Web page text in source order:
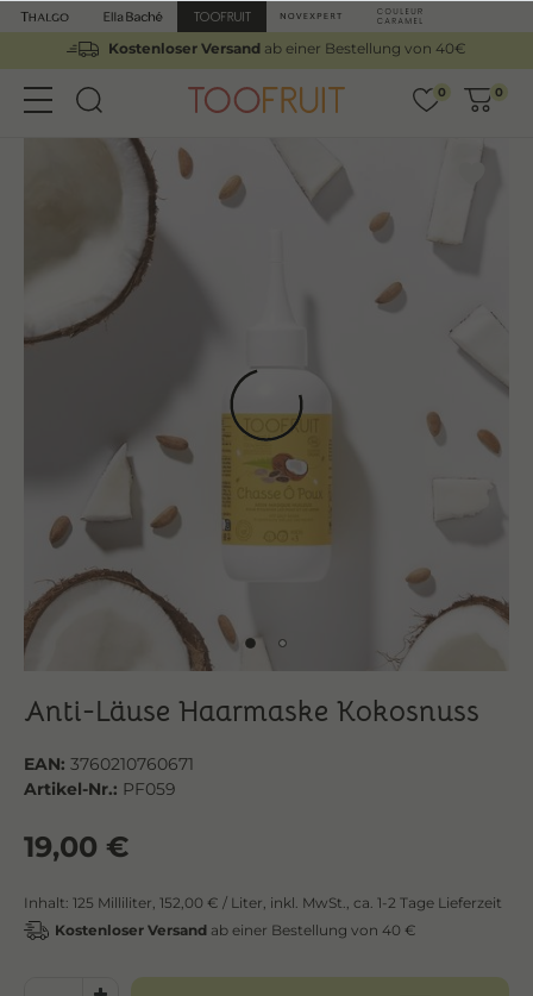
Kostenloser Versandab einer Bestellung von 40€
0 0
Anti-Läuse Haarmaske Kokosnuss
EAN: 3760210760671
Artikel-Nr.: PF059
19,00 €
Inhalt: 125 Milliliter, 152,00 € / Liter, inkl. MwSt., ca. 1-2 Tage Lieferzeit
Kostenloser Versand ab einer Bestellung von 40 €